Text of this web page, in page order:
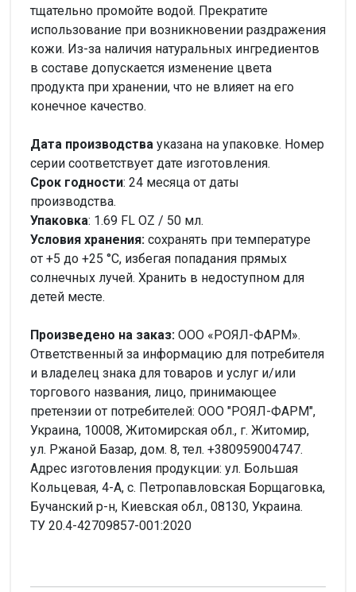
тщательно промойте водой. Прекратите
использование при возникновении раздражения
кожи. Из-за наличия натуральных ингредиентов
в составе допускается изменение цвета
продукта при хранении, что не влияет на его
конечное качество.
Дата производства указана на упаковке. Номер
серии соответствует дате изготовления.
Срок годности: 24 месяца от даты
производства.
Упаковка: 1.69 FL OZ / 50 мл.
Условия хранения: сохранять при температуре
от +5 до +25 °C, избегая попадания прямых
солнечных лучей. Хранить в недоступном для
детей месте.
Произведено на заказ: ООО «РОЯЛ-ФАРМ».
Ответственный за информацию для потребителя
и владелец знака для товаров и услуг и/или
торгового названия, лицо, принимающее
претензии от потребителей: ООО "РОЯЛ-ФАРМ",
Украина, 10008, Житомирская обл., г. Житомир,
ул. Ржаной Базар, дом. 8, тел. +380959004747.
Адрес изготовления продукции: ул. Большая
Кольцевая, 4-А, с. Петропавловская Борщаговка,
Бучанский р-н, Киевская обл., 08130, Украина.
ТУ 20.4-42709857-001:2020